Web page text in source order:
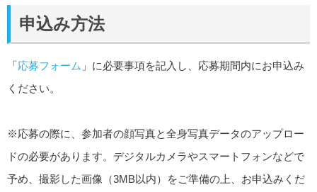
申込み方法
「応募フォーム 」に必要事項を記入し、応募期間内にお申込み
ください。
※応募の際に、参加者の顔写真と全身写真データのアップロー
ドの必要があります。デジタルカメラやスマートフォンなどで
予め、撮影した画像（3MB以内）をご準備の上、お申込みくだ